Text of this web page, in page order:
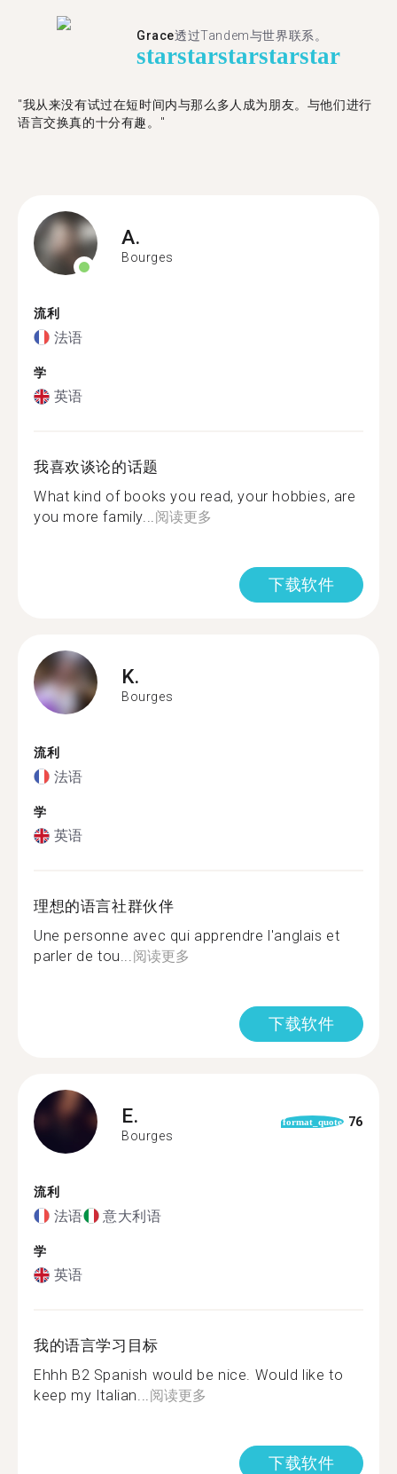
Grace透过Tandem与世界联系。
starstarstarstarstar
"我从来没有试过在短时间内与那么多人成为朋友。与他们进行
语言交换真的十分有趣。"
A.
Bourges
流利
法语
学
英语
我喜欢谈论的话题
What kind of books you read, your hobbies, are
you more family...阅读更多
下载软件
K.
Bourges
流利
法语
学
英语
理想的语言社群伙伴
Une personne avec qui apprendre l'anglais et
parler de tou...阅读更多
下载软件
E.
Bourges
format_quote 76
流利
法语 意大利语
学
英语
我的语言学习目标
Ehhh B2 Spanish would be nice. Would like to
keep my Italian...阅读更多
下载软件